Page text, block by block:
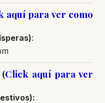
aquí para ver como
:
Click aquí para ver